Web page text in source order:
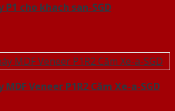
P1 cho khach san-SGD
MDF Veneer P1R2 Căm Xe-a-SGD